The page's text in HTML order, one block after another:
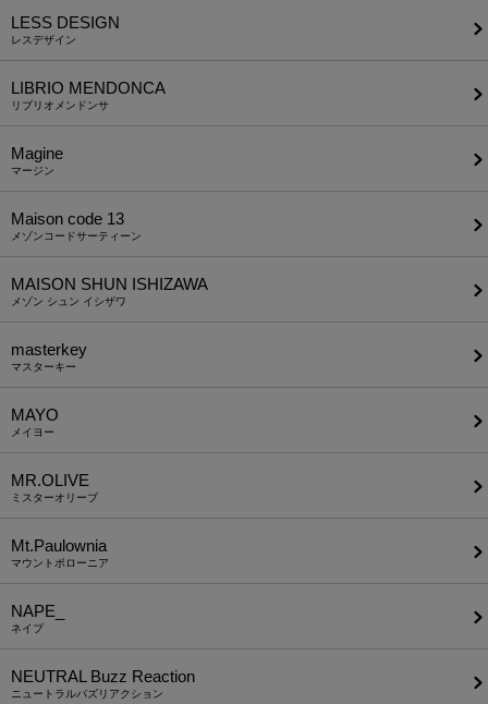
LESS DESIGN
レスデザイン
LIBRIO MENDONCA
リブリオメンドンサ
Magine
マージン
Maison code 13
メゾンコードサーティーン
MAISON SHUN ISHIZAWA
メゾン シュン イシザワ
masterkey
マスターキー
MAYO
メイヨー
MR.OLIVE
ミスターオリーブ
Mt.Paulownia
マウントポローニア
NAPE_
ネイプ
NEUTRAL Buzz Reaction
ニュートラルバズリアクション